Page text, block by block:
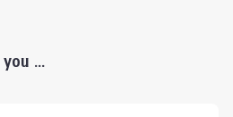
...